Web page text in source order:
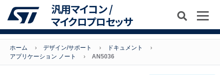
汎用マイコン /
マイクロプロセッサ
ホーム デザイン/サポート
ドキュメント
アプリケーション ノート
AN5036